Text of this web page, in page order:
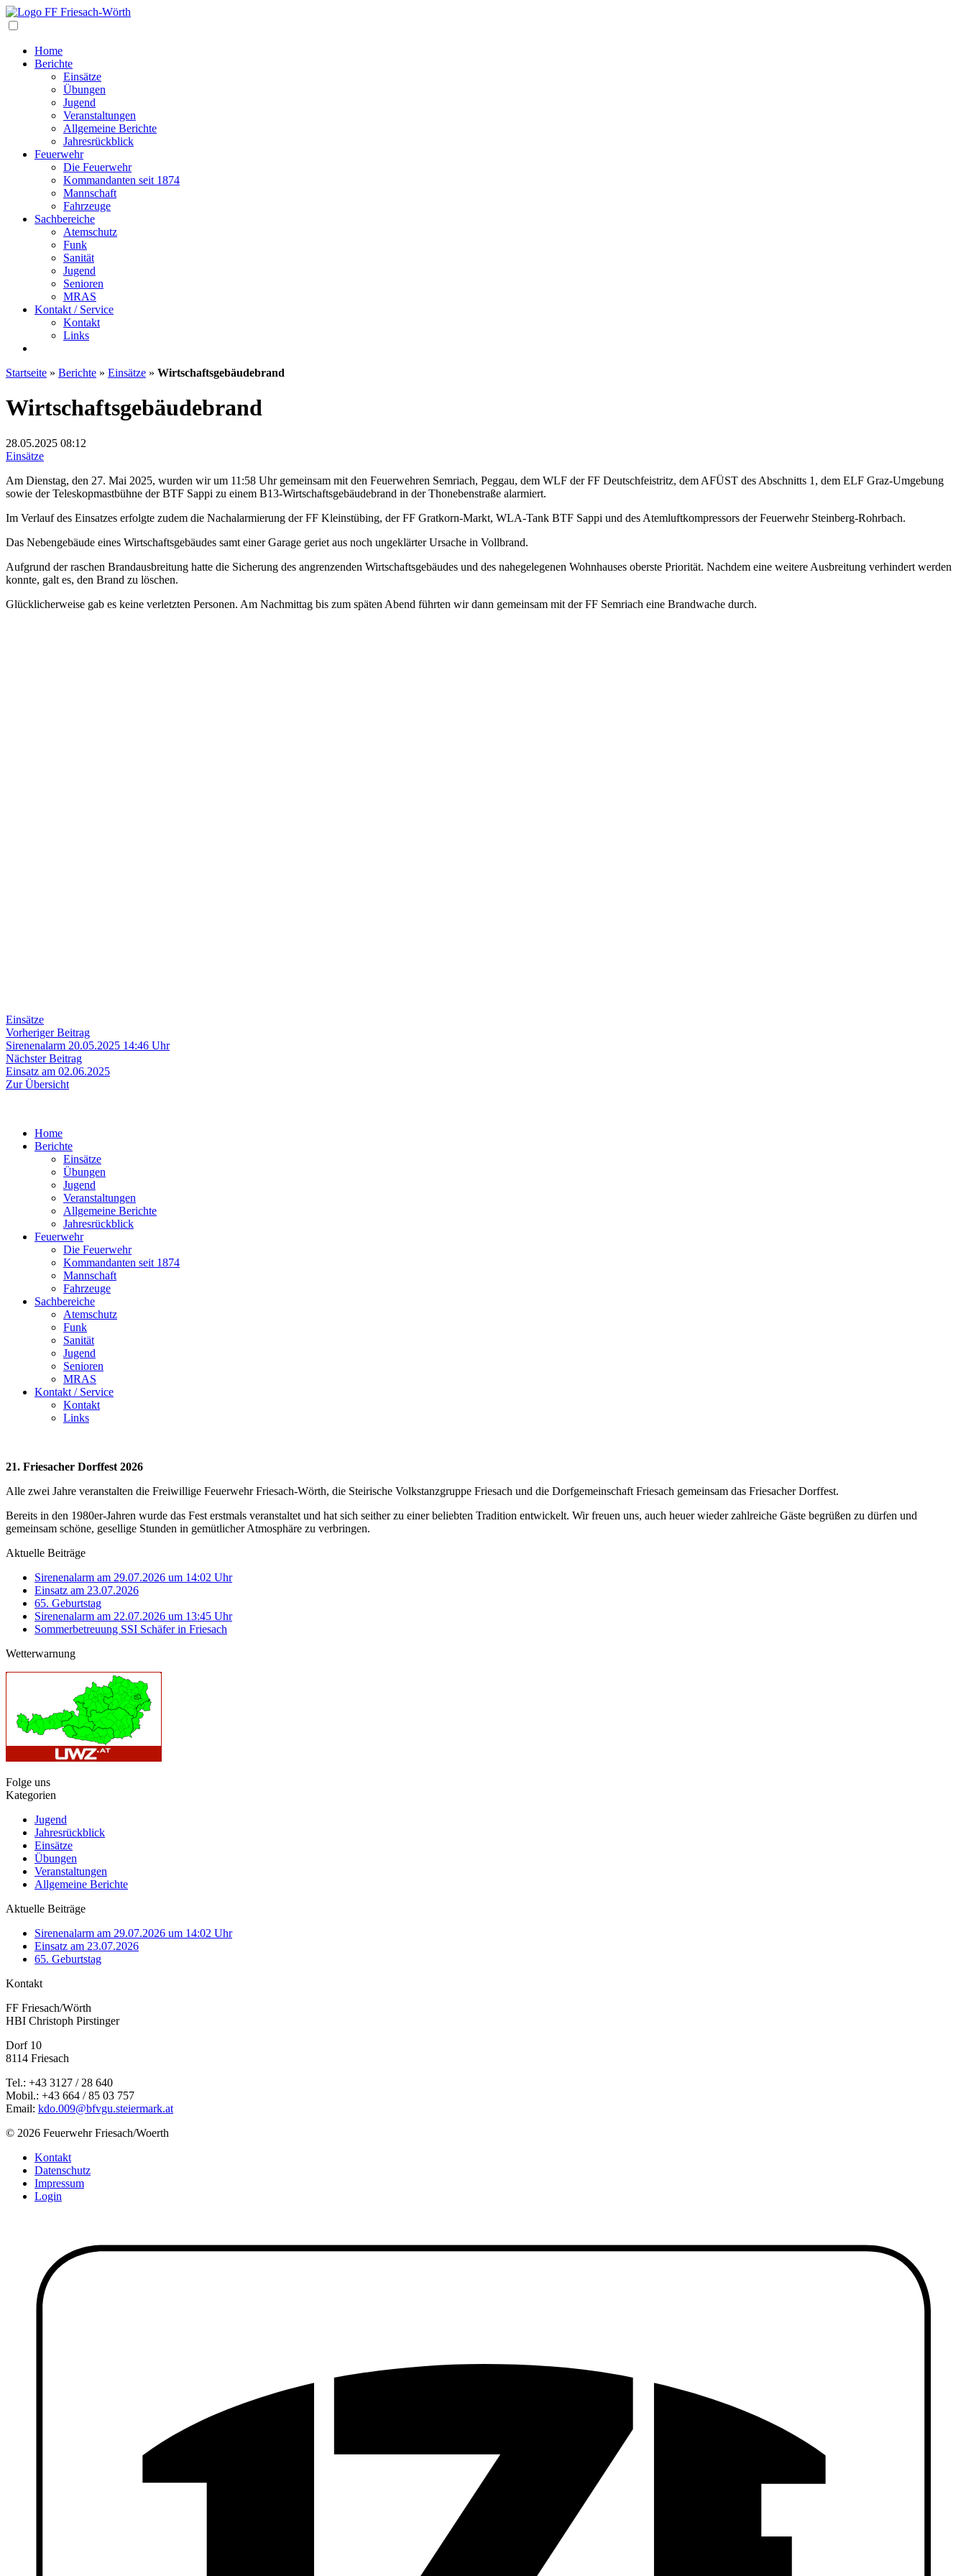
Home
Berichte
Einsätze
Übungen
Jugend
Veranstaltungen
Allgemeine Berichte
Jahresrückblick
Feuerwehr
Die Feuerwehr
Kommandanten seit 1874
Mannschaft
Fahrzeuge
Sachbereiche
Atemschutz
Funk
Sanität
Jugend
Senioren
MRAS
Kontakt / Service
Kontakt
Links
Startseite » Berichte » Einsätze » Wirtschaftsgebäudebrand
Wirtschaftsgebäudebrand
28.05.2025 08:12
Einsätze
Am Dienstag, den 27. Mai 2025, wurden wir um 11:58 Uhr gemeinsam mit den Feuerwehren Semriach, Peggau, dem WLF der FF Deutschfeistritz, dem AFÜST des Abschnitts 1, dem ELF Graz-Umgebung
sowie der Teleskopmastbühne der BTF Sappi zu einem B13-Wirtschaftsgebäudebrand in der Thonebenstraße alarmiert.
Im Verlauf des Einsatzes erfolgte zudem die Nachalarmierung der FF Kleinstübing, der FF Gratkorn-Markt, WLA-Tank BTF Sappi und des Atemluftkompressors der Feuerwehr Steinberg-Rohrbach.
Das Nebengebäude eines Wirtschaftsgebäudes samt einer Garage geriet aus noch ungeklärter Ursache in Vollbrand.
Aufgrund der raschen Brandausbreitung hatte die Sicherung des angrenzenden Wirtschaftsgebäudes und des nahegelegenen Wohnhauses oberste Priorität. Nachdem eine weitere Ausbreitung verhindert werden
konnte, galt es, den Brand zu löschen.
Glücklicherweise gab es keine verletzten Personen. Am Nachmittag bis zum späten Abend führten wir dann gemeinsam mit der FF Semriach eine Brandwache durch.
Einsätze
Beitragsnavigation
Vorheriger BeitragVorheriger
Beitrag:
Sirenenalarm 20.05.2025 14:46 Uhr
Nächster BeitragNächster
Beitrag:
Einsatz am 02.06.2025
Zur Übersicht
Home
Berichte
Einsätze
Übungen
Jugend
Veranstaltungen
Allgemeine Berichte
Jahresrückblick
Feuerwehr
Die Feuerwehr
Kommandanten seit 1874
Mannschaft
Fahrzeuge
Sachbereiche
Atemschutz
Funk
Sanität
Jugend
Senioren
MRAS
Kontakt / Service
Kontakt
Links
21. Friesacher Dorffest 2026
Alle zwei Jahre veranstalten die Freiwillige Feuerwehr Friesach-Wörth, die Steirische Volkstanzgruppe Friesach und die Dorfgemeinschaft Friesach gemeinsam das Friesacher Dorffest.
Bereits in den 1980er-Jahren wurde das Fest erstmals veranstaltet und hat sich seither zu einer beliebten Tradition entwickelt. Wir freuen uns, auch heuer wieder zahlreiche Gäste begrüßen zu dürfen und
gemeinsam schöne, gesellige Stunden in gemütlicher Atmosphäre zu verbringen.
Aktuelle Beiträge
Sirenenalarm am 29.07.2026 um 14:02 Uhr
Einsatz am 23.07.2026
65. Geburtstag
Sirenenalarm am 22.07.2026 um 13:45 Uhr
Sommerbetreuung SSI Schäfer in Friesach
Wetterwarnung
Folge uns
Kategorien
Jugend
Jahresrückblick
Einsätze
Übungen
Veranstaltungen
Allgemeine Berichte
Aktuelle Beiträge
Sirenenalarm am 29.07.2026 um 14:02 Uhr
Einsatz am 23.07.2026
65. Geburtstag
Kontakt
FF Friesach/Wörth
HBI Christoph Pirstinger
Dorf 10
8114 Friesach
Tel.: +43 3127 / 28 640
Mobil.: +43 664 / 85 03 757
Email: kdo.009@bfvgu.steiermark.at
© 2026 Feuerwehr Friesach/Woerth
Kontakt
Datenschutz
Impressum
Login